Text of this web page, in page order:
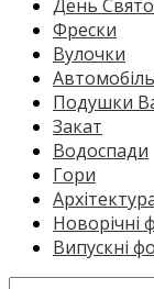
День
Фрески
Вулочки
Подушки
Закат
Водоспади
Гори
Новорічні
Випускні